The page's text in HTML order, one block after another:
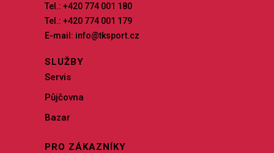
Tel.: +420 774 001 180
Tel.: +420 774 001 179
E-mail: info@tksport.cz
SLUŽBY
Servis
Půjčovna
Bazar
PRO ZÁKAZNÍKY